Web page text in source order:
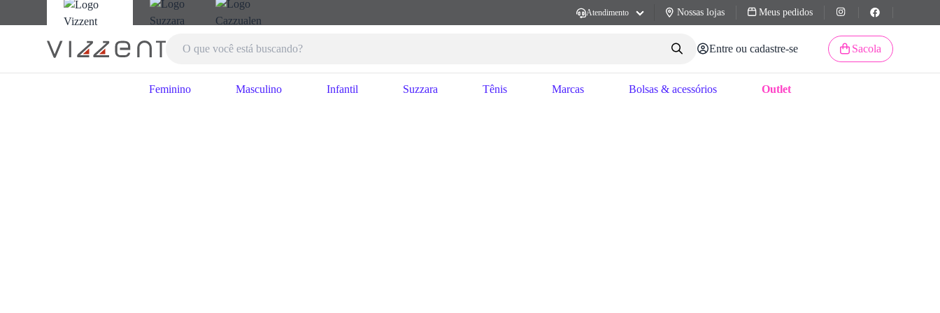
Atendimento Nossas lojas Meus pedidos
Entre ou cadastre-se Sacola
Feminino Masculino Infantil Suzzara Tênis Marcas Bolsas & acessórios Outlet